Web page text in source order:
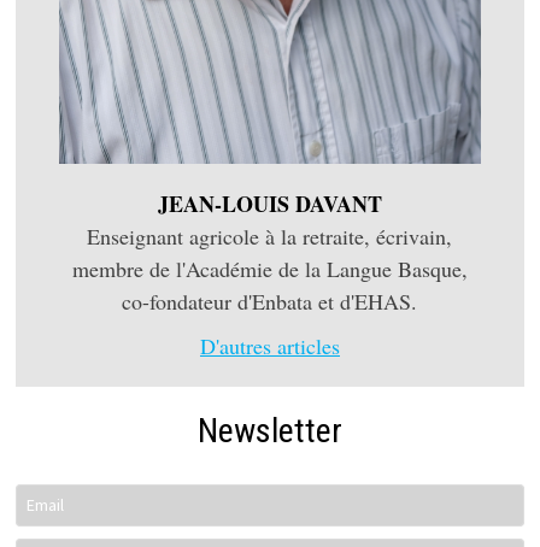
JEAN-LOUIS DAVANT
Enseignant agricole à la retraite, écrivain,
membre de l'Académie de la Langue Basque,
co-fondateur d'Enbata et d'EHAS.
D'autres articles
Newsletter